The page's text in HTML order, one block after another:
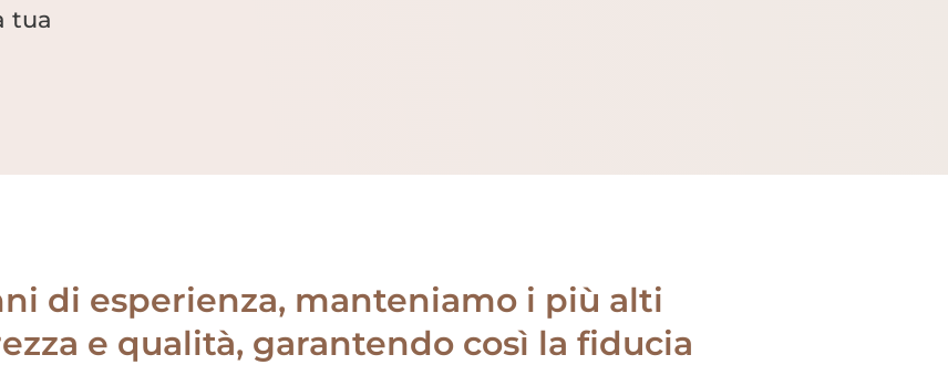
tua
di esperienza, manteniamo i più alti
e qualità, garantendo così la fiducia